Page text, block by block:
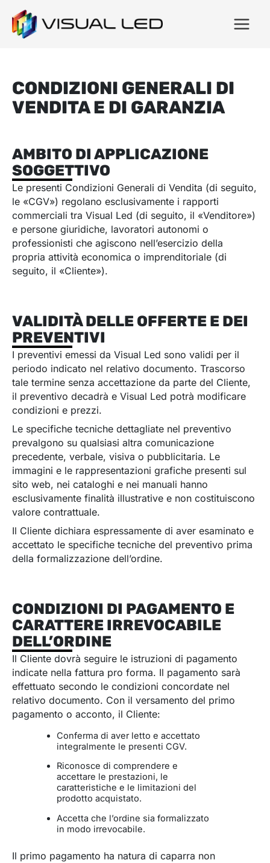
CONDIZIONI GENERALI DI
VENDITA E DI GARANZIA
AMBITO DI APPLICAZIONE
SOGGETTIVO
Le presenti Condizioni Generali di Vendita (di seguito,
le «CGV») regolano esclusivamente i rapporti
commerciali tra Visual Led (di seguito, il «Venditore»)
e persone giuridiche, lavoratori autonomi o
professionisti che agiscono nell’esercizio della
propria attività economica o imprenditoriale (di
seguito, il «Cliente»).
VALIDITÀ DELLE OFFERTE E DEI
PREVENTIVI
I preventivi emessi da Visual Led sono validi per il
periodo indicato nel relativo documento. Trascorso
tale termine senza accettazione da parte del Cliente,
il preventivo decadrà e Visual Led potrà modificare
condizioni e prezzi.
Le specifiche tecniche dettagliate nel preventivo
prevalgono su qualsiasi altra comunicazione
precedente, verbale, visiva o pubblicitaria. Le
immagini e le rappresentazioni grafiche presenti sul
sito web, nei cataloghi e nei manuali hanno
esclusivamente finalità illustrative e non costituiscono
valore contrattuale.
Il Cliente dichiara espressamente di aver esaminato e
accettato le specifiche tecniche del preventivo prima
della formalizzazione dell’ordine.
CONDIZIONI DI PAGAMENTO E
CARATTERE IRREVOCABILE
DELL’ORDINE
Il Cliente dovrà seguire le istruzioni di pagamento
indicate nella fattura pro forma. Il pagamento sarà
effettuato secondo le condizioni concordate nel
relativo documento. Con il versamento del primo
pagamento o acconto, il Cliente:
Conferma di aver letto e accettato
integralmente le presenti CGV.
Riconosce di comprendere e
accettare le prestazioni, le
caratteristiche e le limitazioni del
prodotto acquistato.
Accetta che l’ordine sia formalizzato
in modo irrevocabile.
Il primo pagamento ha natura di caparra non